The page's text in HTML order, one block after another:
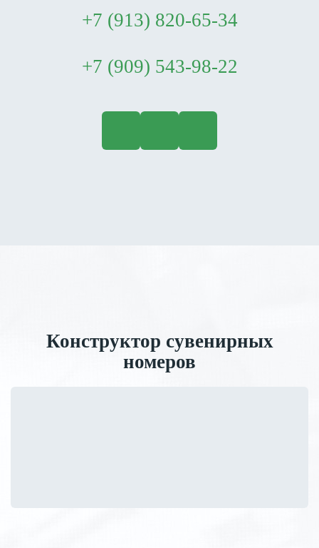
+7 (913) 820-65-34
+7 (909) 543-98-22
Конструктор сувенирных
номеров